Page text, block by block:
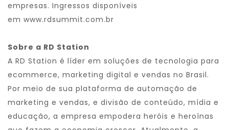
empresas. Ingressos disponíveis
em www.rdsummit.com.br
Sobre a RD Station
A RD Station é líder em soluções de tecnologia para
ecommerce, marketing digital e vendas no Brasil.
Por meio de sua plataforma de automação de
marketing e vendas, e divisão de conteúdo, mídia e
educação, a empresa empodera heróis e heroínas